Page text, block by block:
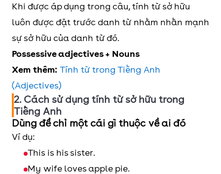
Khi được áp dụng trong câu, tính từ sở hữu
luôn được đặt trước danh từ nhằm nhấn mạnh
sự sở hữu của danh từ đó.
Possessive adjectives + Nouns
Xem thêm: Tính từ trong Tiếng Anh
(Adjectives)
2. Cách sử dụng tính từ sở hữu trong
Tiếng Anh
Dùng để chỉ một cái gì thuộc về ai đó
Ví dụ:
This is his sister.
My wife loves apple pie.